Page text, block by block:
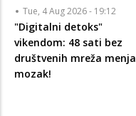
Tue, 4 Aug 2026 - 19:12
"Digitalni detoks"
vikendom: 48 sati bez
društvenih mreža menja
mozak!